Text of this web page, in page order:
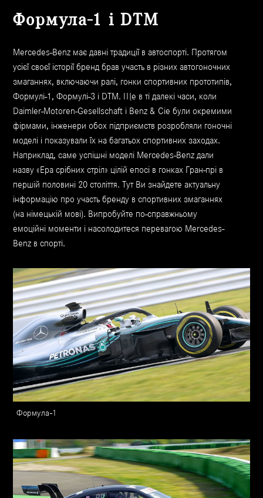
Формула-1 і DTM
Mercedes-Benz має давні традиції в автоспорті. Протягом
усієї своєї історії бренд брав участь в різних автогоночних
змаганнях, включаючи ралі, гонки спортивних прототипів,
Формулі-1, Формулі-3 і DTM. Ще в ті далекі часи, коли
Daimler-Motoren-Gesellschaft і Benz & Cie були окремими
фірмами, інженери обох підприємств розробляли гоночні
моделі і показували їх на багатьох спортивних заходах.
Наприклад, саме успішні моделі Mercedes-Benz дали
назву «Ера срібних стріл» цілій епосі в гонках Гран-прі в
першій половині 20 століття. Тут Ви знайдете актуальну
інформацію про участь бренду в спортивних змаганнях
(на німецькій мові). Випробуйте по-справжньому
емоційні моменти і насолодитеся перевагою Mercedes-
Benz в спорті.
Формула-1